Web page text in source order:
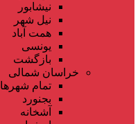
نیشابور
نیل شهر
همت آباد
یونسی
بازگشت
خراسان شمالی
تمام شهر‌ها
بجنورد
آشخانه